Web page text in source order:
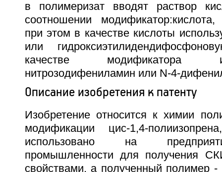
в полимеризат вводят раствор
соотношении
при этом в качестве кислоты
или
качестве модификатора
нитрозодифениламин или N-4-
Описание изобретения к патенту
Изобретение относится к химии
модификации цис-1,4-
использовано на
промышленности для получения
свойствами, а полученный полимер